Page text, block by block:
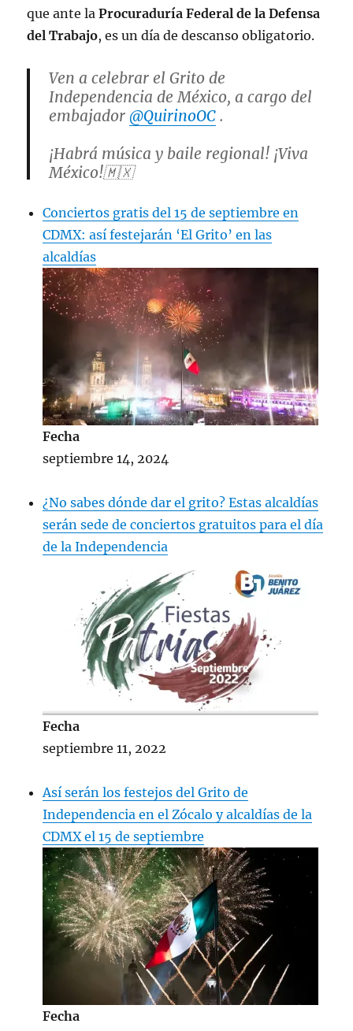
que ante laProcuraduría Federal de la Defensa
del Trabajo, es un día de descanso obligatorio.
Ven a celebrar el Grito de
Independencia de México, a cargo del
embajador@QuirinoOC .
¡Habrá música y baile regional! ¡Viva
México!🇲🇽
Evento público y gratuito, al que
puedes acudir con toda la familia.
🗓️ Jueves 15 de septiembre
📍 Plaza de Chamberí, Madrid
⏲️20:30 hrs.
pic.twitter.com/wIG1DZ8ed0
— EmbaMex España (@EmbaMexEsp)
September 1, 2022
Conciertos gratis del 15 de septiembre en
CDMX: así festejarán ‘El Grito’ en las
alcaldías
Fecha
septiembre 14, 2024
¿No sabes dónde dar el grito? Estas alcaldías
serán sede de conciertos gratuitos para el día
de la Independencia
Fecha
septiembre 11, 2022
Así serán los festejos del Grito de
Independencia en el Zócalo y alcaldías de la
CDMX el 15 de septiembre
Fecha